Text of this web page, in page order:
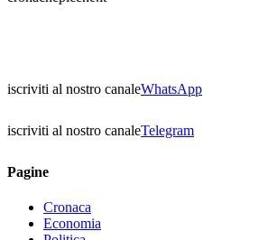
iscriviti al nostro canaleWhatsApp
iscriviti al nostro canaleTelegram
Pagine
Cronaca
Economia